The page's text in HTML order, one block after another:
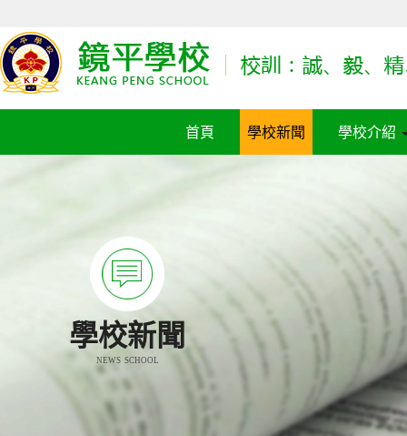
首頁 學校新聞 學校介紹
學校新聞
NEWS SCHOOL